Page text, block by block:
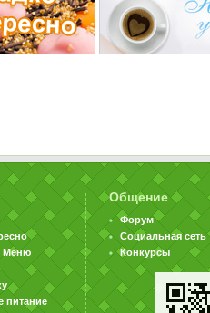
Меню
питание
Общение
Форум
Социальная сеть
Конкурсы